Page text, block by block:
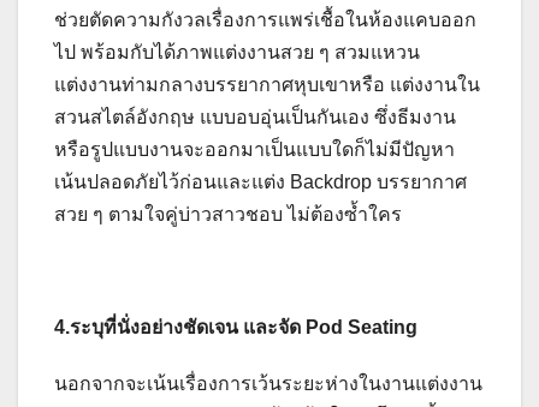
ช่วยตัดความกังวลเรื่องการแพร่เชื้อในห้องแคบออก
ไป พร้อมกับได้ภาพแต่งงานสวย ๆ สวมแหวน
แต่งงานท่ามกลางบรรยากาศหุบเขาหรือ แต่งงานใน
สวนสไตล์อังกฤษ แบบอบอุ่นเป็นกันเอง ซึ่งธีมงาน
หรือรูปแบบงานจะออกมาเป็นแบบใดก็ไม่มีปัญหา
เน้นปลอดภัยไว้ก่อนและแต่ง Backdrop บรรยากาศ
สวย ๆ ตามใจคู่บ่าวสาวชอบ ไม่ต้องซ้ำใคร
4.ระบุที่นั่งอย่างชัดเจน และจัด Pod Seating
นอกจากจะเน้นเรื่องการเว้นระยะห่างในงานแต่งงาน